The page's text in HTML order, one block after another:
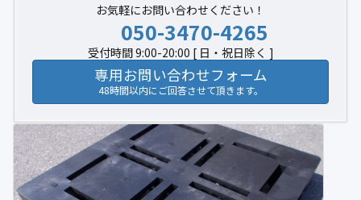
お気軽にお問い合わせください！
050-3470-4265
受付時間 9:00-20:00 [ 日・祝日除く ]
専用お問い合わせフォーム
48時間以内にご回答させて頂きます。